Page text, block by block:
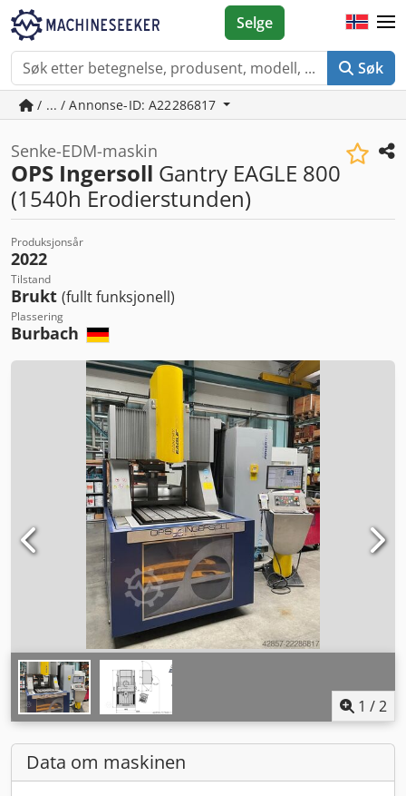
Søk
Selge
/ ... / Annonse-ID: A22286817
Senke-EDM-maskin
OPS Ingersoll Gantry EAGLE 800
(1540h Erodierstunden)
Produksjonsår
2022
Tilstand
Brukt (fullt funksjonell)
Plassering
Burbach
1 /2
Data om maskinen